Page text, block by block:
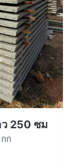
250 ซม
ก